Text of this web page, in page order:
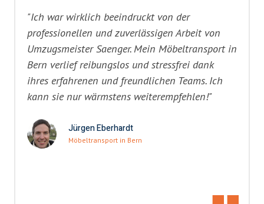
"Ich war wirklich beeindruckt von der
professionellen und zuverlässigen Arbeit von
Umzugsmeister Saenger. Mein Möbeltransport in
Bern verlief reibungslos und stressfrei dank
ihres erfahrenen und freundlichen Teams. Ich
kann sie nur wärmstens weiterempfehlen!"
Jürgen Eberhardt
Möbeltransport in Bern